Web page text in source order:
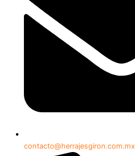
contacto@herrajesgiron.com.mx